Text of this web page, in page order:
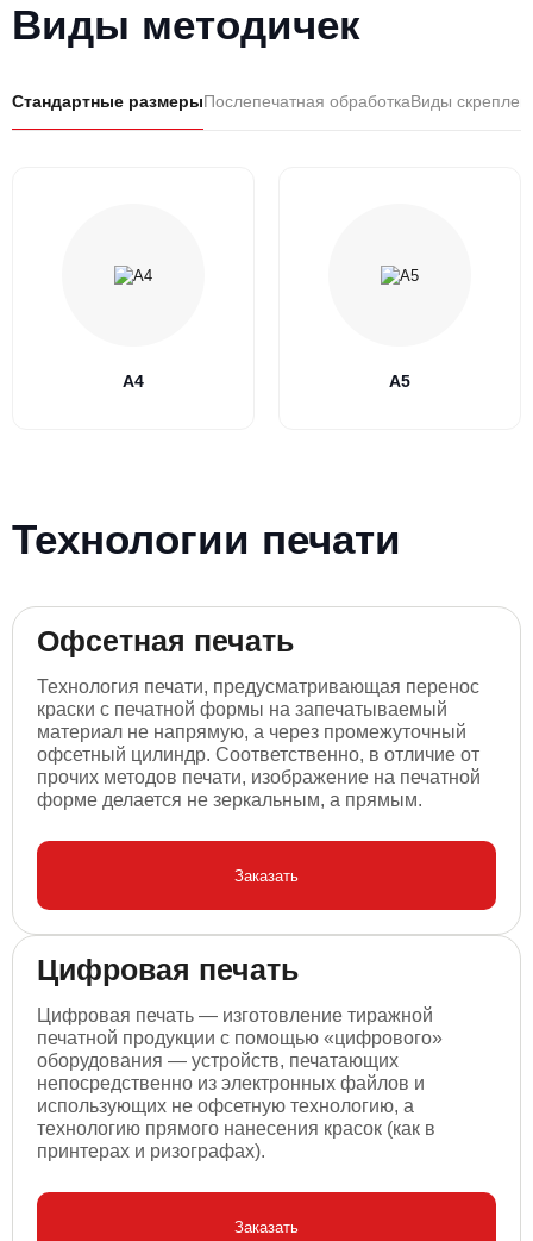
Виды методичек
Стандартные размерыПослепечатная обработкаВиды
А4 А5
Технологии печати
Офсетная печать
Технология печати, предусматривающая перенос
краски с печатной формы на запечатываемый
материал не напрямую, а через промежуточный
офсетный цилиндр. Соответственно, в отличие от
прочих методов печати, изображение на печатной
форме делается не зеркальным, а прямым.
Заказать
Цифровая печать
Цифровая печать — изготовление тиражной
печатной продукции с помощью «цифрового»
оборудования — устройств, печатающих
непосредственно из электронных файлов и
использующих не офсетную технологию, а
технологию прямого нанесения красок (как в
принтерах и ризографах).
Заказать